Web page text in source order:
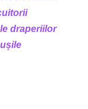
draperiilor